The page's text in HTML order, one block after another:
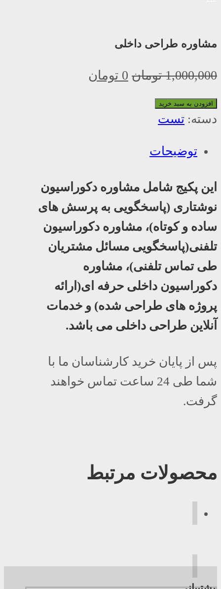
مشاوره طراحی داخلی
1,000,000 تومان 0 تومان
افزودن به سبد خرید
دسته: تست
توضیحات
این پکیج شامل مشاوره دکوراسیون
نوشتاری (پاسخگویی به پرسش های
ساده و کوتاه)، مشاوره دکوراسیون
تلفنی(پاسخگویی مسائل مشتریان
طی تماس تلفنی)، مشاوره
دکوراسیون داخلی حرفه ای(ارائه
پروژه های طراحی شده) و خدمات
آنلاین طراحی داخلی می باشد.
پس از پایان خرید کارشناسان ما با
شما طی 24 ساعت تماس خواهند
گرفت.
محصولات مرتبط